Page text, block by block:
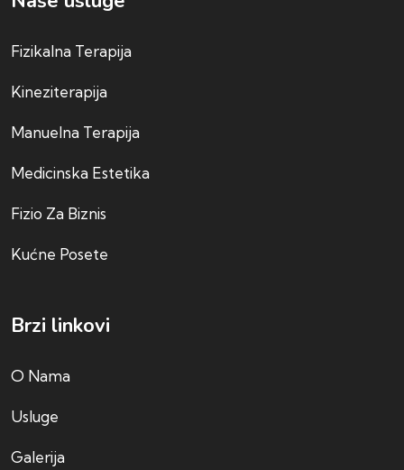
Fizikalna Terapija
Kineziterapija
Manuelna Terapija
Medicinska Estetika
Fizio Za Biznis
Kućne Posete
Brzi linkovi
O Nama
Usluge
Galerija